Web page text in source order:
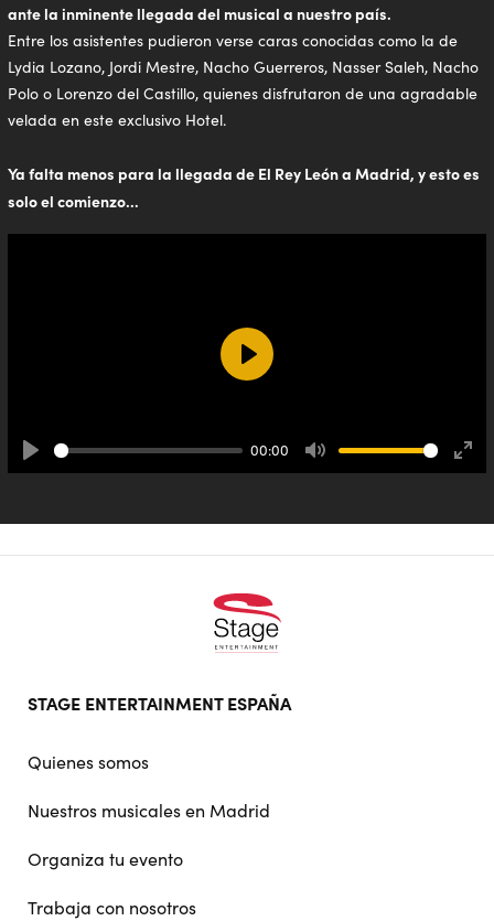
ante la inminente llegada del musical a nuestro país.
Entre los asistentes pudieron verse caras conocidas como la de
Lydia Lozano, Jordi Mestre, Nacho Guerreros, Nasser Saleh, Nacho
Polo o Lorenzo del Castillo, quienes disfrutaron de una agradable
velada en este exclusivo Hotel.
Ya falta menos para la llegada de El Rey León a Madrid, y esto es
solo el comienzo…
Play
00:00
Mute
Play
doormat
STAGE ENTERTAINMENT ESPAÑA
Quienes somos
Nuestros musicales en Madrid
Organiza tu evento
Trabaja con nosotros